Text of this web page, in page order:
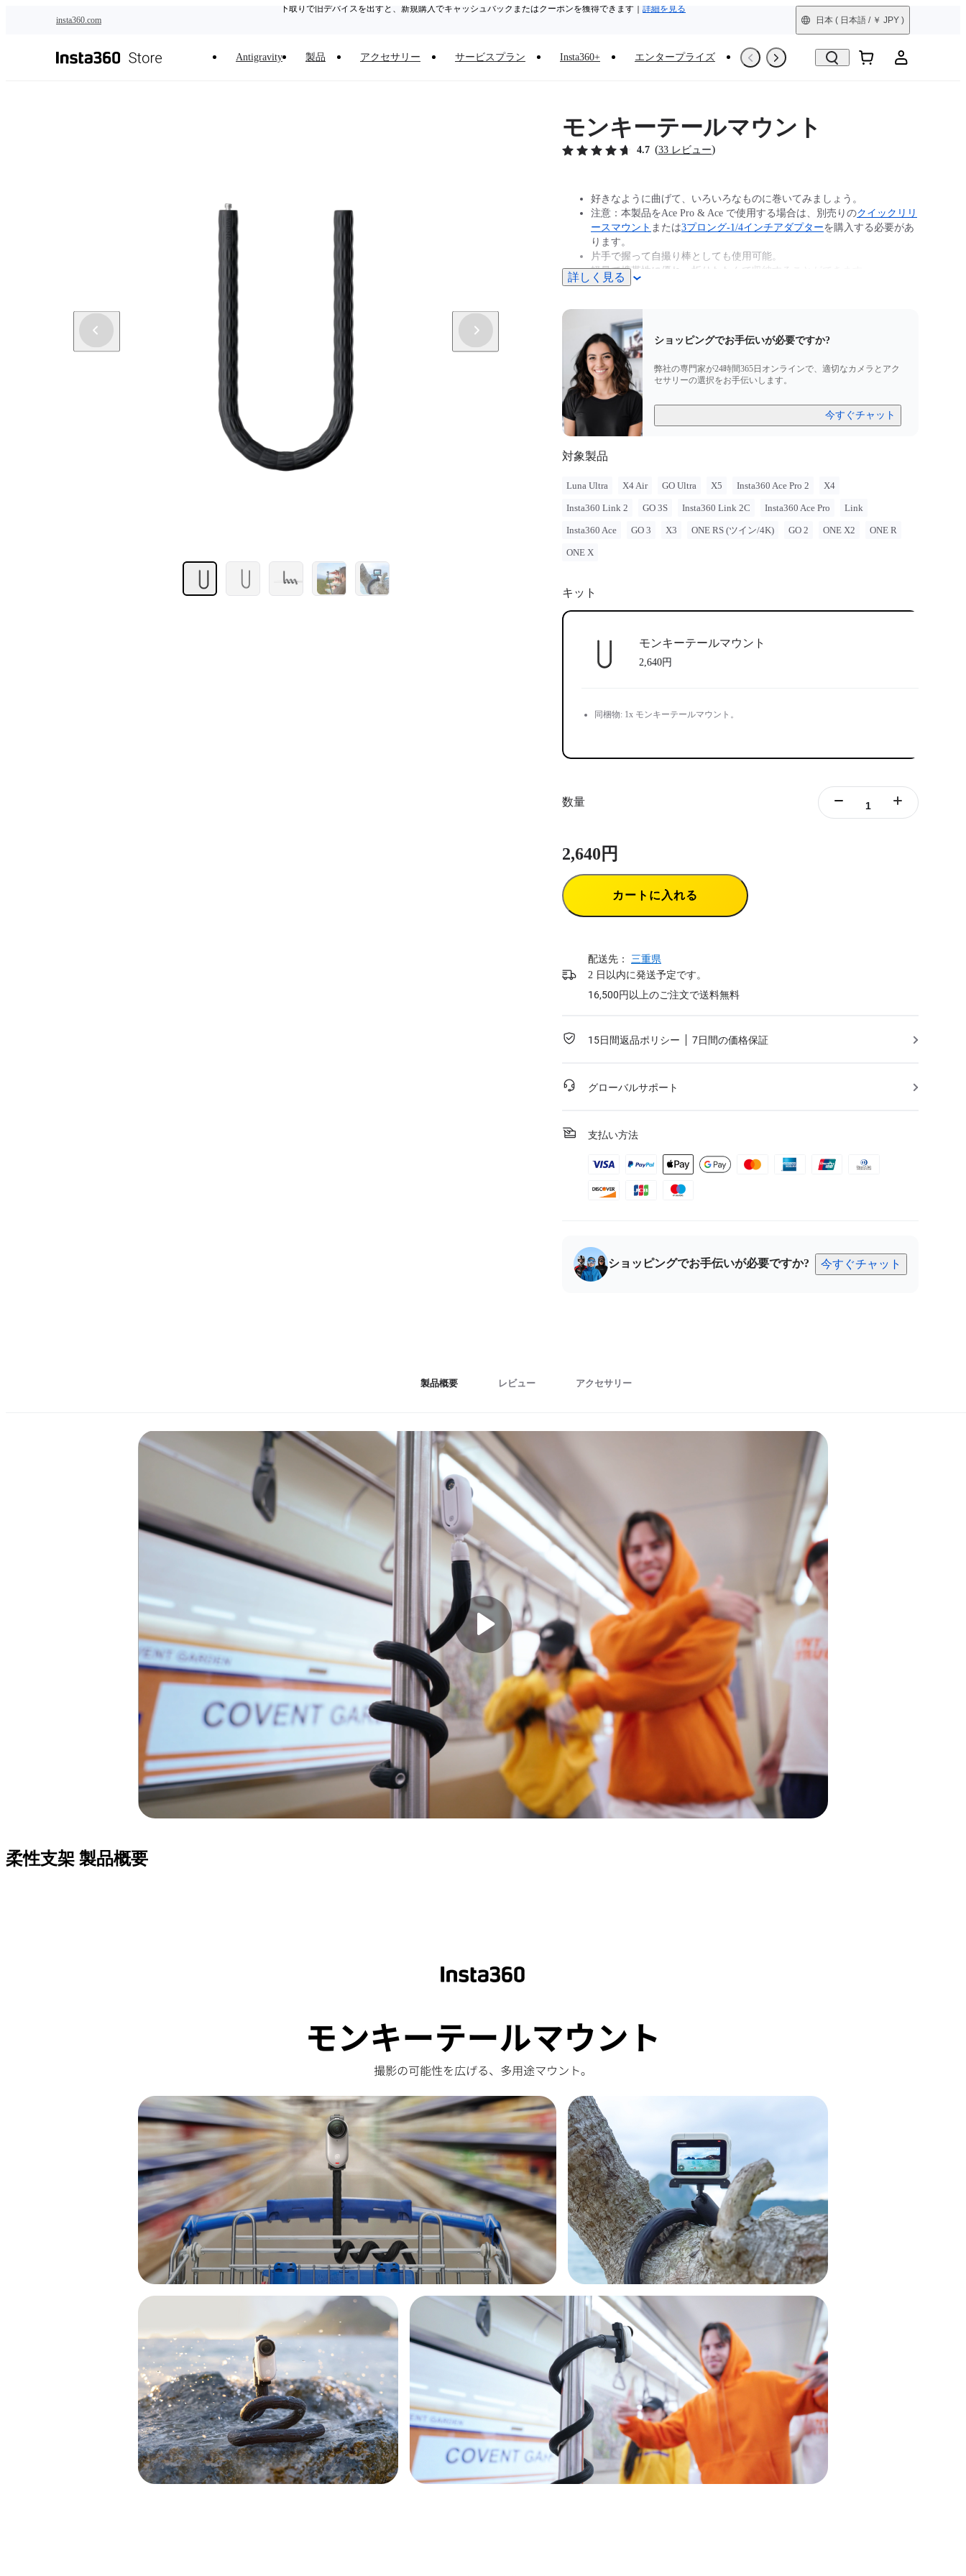
insta360.com
下取りで旧デバイスを出すと、新規購入でキャッシュバックまたはクーポンを獲得できます ｜ 詳細を見る
日本 ( 日本語 / ￥ JPY )
Antigravity 製品 アクセサリー サービスプラン Insta360+ エンタープライズ 撮影シーン Trade-In 整備済製品
モンキーテールマウント
4.7 (33 レビュー)
好きなように曲げて、いろいろなものに巻いてみましょう。
注意：本製品をAce Pro & Ace で使用する場合は、別売りのクイックリリ
ースマウント または3プロング-1/4インチアダプターを購入する必要があ
ります。
片手で握って自撮り棒としても使用可能。
軽量で携帯性に優れ、折りたたんで収納することができます。
好きな形を作ることができるので、取り付けの可能性は無限大です。
同梱物: 1x モンキーテールマウント。
詳しく見る
ショッピングでお手伝いが必要ですか?
弊社の専門家が24時間365日オンラインで、適切なカメラとアク
セサリーの選択をお手伝いします。
今すぐチャット
対象製品
Luna Ultra X4 Air GO Ultra X5 Insta360 Ace Pro 2 X4
Insta360 Link 2 GO 3S Insta360 Link 2C Insta360 Ace Pro Link
Insta360 Ace GO 3 X3 ONE RS (ツイン/4K) GO 2 ONE X2 ONE R
ONE X
キット
モンキーテールマウント
2,640円
同梱物: 1x モンキーテールマウント。
数量
2,640円
カートに入れる
配送先：
三重県
2 日以内に発送予定です。
16,500円以上のご注文で送料無料
15日間返品ポリシー 7日間の価格保証
グローバルサポート
支払い方法
ショッピングでお手伝いが必要ですか? 今すぐチャット
製品概要 レビュー アクセサリー
柔性支架 製品概要